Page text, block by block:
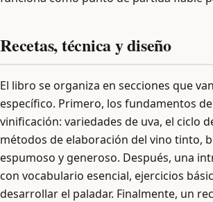
Recetas, técnica y diseño
El libro se organiza en secciones que
específico. Primero, los fundamentos de
vinificación: variedades de uva, el ciclo
métodos de elaboración del vino tinto,
espumoso y generoso. Después, una
con vocabulario esencial, ejercicios
desarrollar el paladar. Finalmente, un